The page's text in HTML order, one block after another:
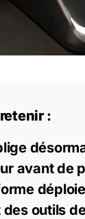
:
avant de
outils